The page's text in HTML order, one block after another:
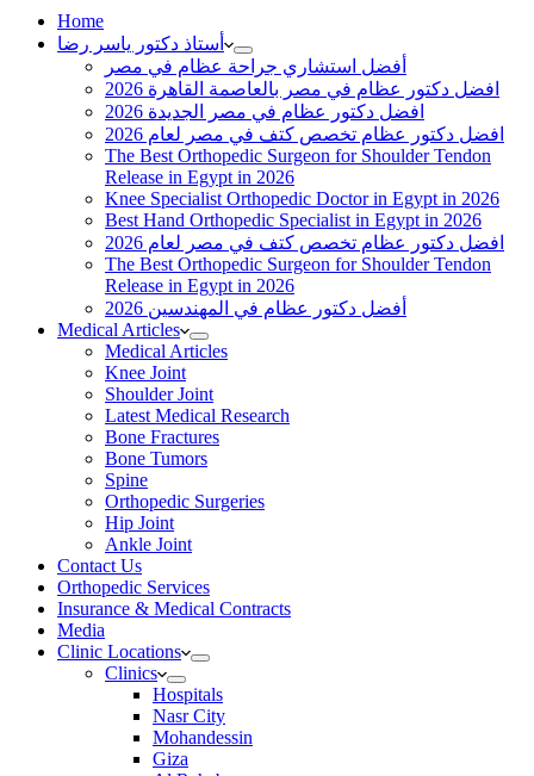
Home
أستاذ دكتور ياسر رضا
أفضل استشاري جراحة عظام في مصر
افضل دكتور عظام في مصر بالعاصمة القاهرة 2026
افضل دكتور عظام في مصر الجديدة 2026
افضل دكتور عظام تخصص كتف في مصر لعام 2026
The Best Orthopedic Surgeon for Shoulder Tendon
Release in Egypt in 2026
Knee Specialist Orthopedic Doctor in Egypt in 2026
Best Hand Orthopedic Specialist in Egypt in 2026
افضل دكتور عظام تخصص كتف في مصر لعام 2026
The Best Orthopedic Surgeon for Shoulder Tendon
Release in Egypt in 2026
أفضل دكتور عظام في المهندسين 2026
Medical Articles
Medical Articles
Knee Joint
Shoulder Joint
Latest Medical Research
Bone Fractures
Bone Tumors
Spine
Orthopedic Surgeries
Hip Joint
Ankle Joint
Contact Us
Orthopedic Services
Insurance & Medical Contracts
Media
Clinic Locations
Clinics
Hospitals
Nasr City
Mohandessin
Giza